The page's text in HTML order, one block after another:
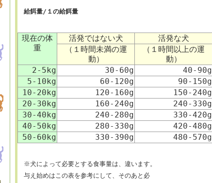
給餌量/１の給餌量
現在の体
重
活発ではない犬
活発な犬
（１時間未満の運
動）
（１時間以上の運
動）
2-5kg
30-60g
40-90g
5-10kg
60-120g
90-150g
10-20kg
120-160g
150-240g
20-30kg
160-240g
240-330g
30-40kg
240-280g
330-420g
40-50kg
280-330g
420-480g
50-60kg
330-390g 480-570g
※犬によって必要とする食事量は、違います。
与え始めはこの表を参考にして、そのあと必